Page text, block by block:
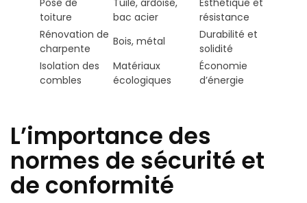
Pose de
toiture
Tuile, ardoise,
bac acier
Esthétique et
résistance
Rénovation de
charpente
Bois, métal
Durabilité et
solidité
Isolation des
combles
Matériaux
écologiques
Économie
d’énergie
L’importance des
normes de sécurité et
de conformité